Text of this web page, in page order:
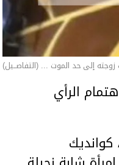
إلى حد الموت ... (التفاصــيل)
الرأي